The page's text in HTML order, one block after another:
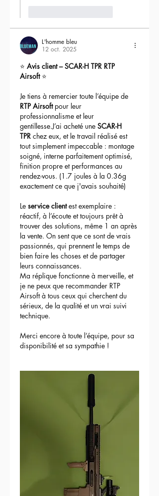
L'homme bleu
12 oct. 2025
⭐ Avis client – SCAR-H TPR RTP
Airsoft ⭐
Je tiens à remercier toute l’équipe de
RTP Airsoft pour leur
professionnalisme et leur
gentillesse.J’ai acheté une SCAR-H
TPR chez eux, et le travail réalisé est
tout simplement impeccable : montage
soigné, interne parfaitement optimisé,
finition propre et performances au
rendez-vous. (1.7 joules à la 0.36g
exactement ce que j'avais souhaité)
Le service client est exemplaire :
réactif, à l’écoute et toujours prêt à
trouver des solutions, même 1 an après
la vente. On sent que ce sont de vrais
passionnés, qui prennent le temps de
bien faire les choses et de partager
leurs connaissances.
Ma réplique fonctionne à merveille, et
je ne peux que recommander RTP
Airsoft à tous ceux qui cherchent du
sérieux, de la qualité et un vrai suivi
technique.
Merci encore à toute l’équipe, pour sa
disponibilité et sa sympathie !